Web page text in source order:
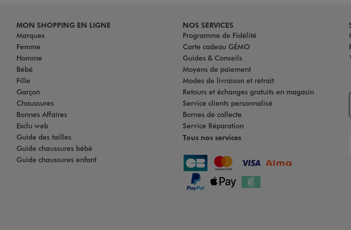
MON SHOPPING EN LIGNE
Marques
Femme
Homme
Bébé
Fille
Garçon
Chaussures
Bonnes Affaires
Exclu web
Guide des tailles
Guide chaussures bébé
Guide chaussures enfant
NOS SERVICES
Programme de Fidélité
Carte cadeau GÉMO
Guides & Conseils
Moyens de paiement
Modes de livraison et retrait
Retours et échanges gratuits en magasin
Service clients personnalisé
Bornes de collecte
Service Réparation
Tous nos services